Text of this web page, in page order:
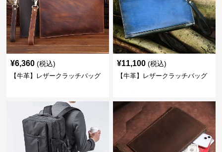
¥6,360 (税込)
【牛革】レザークラッチバッグ
¥11,100 (税込)
【牛革】レザークラッチバッグ